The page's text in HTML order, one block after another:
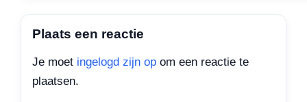
Plaats een reactie
Je moet ingelogd zijn op om een reactie te
plaatsen.